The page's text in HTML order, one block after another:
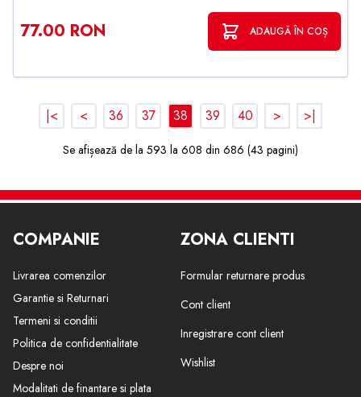
77.00 RON ADAUGĂ ÎN COȘ
|< < 36 37 38 39 40 > >|
Se afișează de la 593 la 608 din 686 (43 pagini)
COMPANIE
Livrarea comenzilor
Garantie si Returnari
Termeni si conditii
Politica de confidentialitate
Despre noi
Modalitati de finantare si plata
ZONA CLIENTI
Formular returnare produs
Cont client
Inregistrare cont client
Wishlist